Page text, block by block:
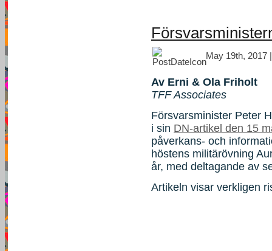
May 19th, 2017
Av Erni & Ola Friholt
TFF Associates
Försvarsminister Peter
i sin DN-artikel den 15
påverkans- och
höstens militärövning
år, med deltagande av
Artikeln visar verkligen